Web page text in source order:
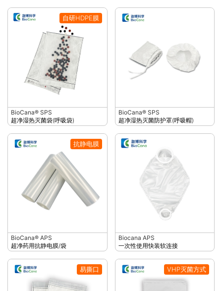
自研HDPE膜
BioCana® SPS
超净湿热灭菌袋(呼吸袋)
BioCana® SPS
超净湿热灭菌防护罩(呼吸帽)
抗静电膜
BioCana® APS
超净药用抗静电膜/袋
Biocana APS
一次性使用快装软连接
易撕口 VHP灭菌方式